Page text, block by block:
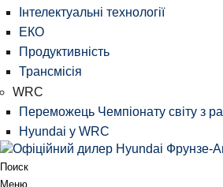
Інтелектуальні технології
ЕКО
Продуктивність
Трансмісія
WRC
Переможець Чемпіонату світу з
Hyundai у WRC
Поиск
Меню